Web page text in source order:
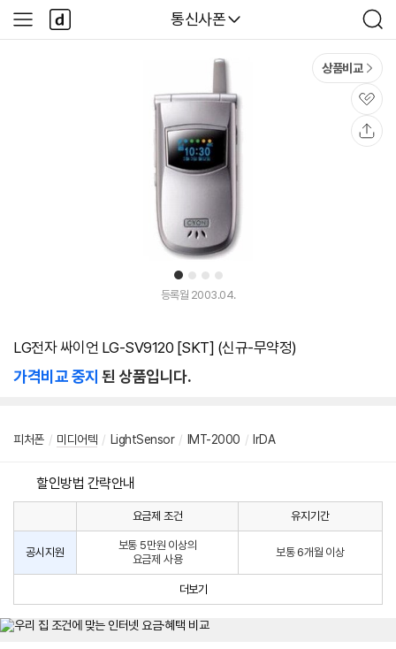
다나와
통신사폰
검
색
사
이
다
나
와
1 2 3 4
상품비교
관
심
등록월 2003.04.
LG전자 싸이언 LG-SV9120 [SKT] (신규-무약정)
가격비교 중지 된 상품입니다.
피처폰 / 미디어텍 / LightSensor / IMT-2000 / lrDA
할인방법 간략안내
원
사
인
법
요금제 조건 유지기간
공시지원
보통 5만원 이상의
요금제 사용
보통 6개월 이상
더보기